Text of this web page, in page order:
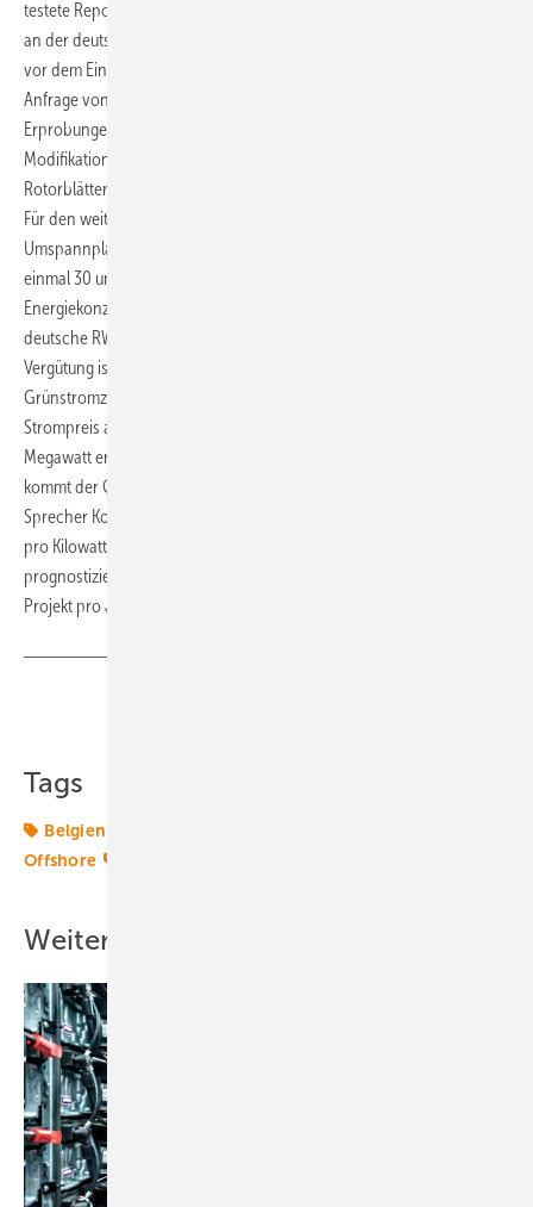
testete Repower diesen Anlagentyp nur onshore mit drei Prototypen
an der deutschen Grenze zu Dänemark. Gesonderte Offshore-Tests
vor dem Einsatz in Thornton Bank plant das Unternehmen nicht. Auf
Anfrage von ERNEUERBARE ENERGIEN teilte Repower mit, das weitere
Erprobungen auf See nicht nötig seien, da es sich lediglich um
Modifikationen der 5M-Serie handelt. Die 61,5 Meter langen
Rotorblätter der Anlagen liefert LM Wind Power.
Für den weiteren Ausbau installiert C-Power eine zweite
Umspannplattform. Später wird Thornton Bank aus drei Teilen zu
einmal 30 und zweimal rund 148 MW bestehen. Der französische
Energiekonzern EDF wird Abschnitt eins und drei betreiben, der
deutsche RWE-Konzern hält Abschnitt zwei. Belgiens Offshore-
Vergütung ist etwa so hoch wie Deutschlands. Sie besteht aus
Grünstromzertifikaten mit festem Abnahmepreis, auf den der
Strompreis aufsummiert wird. „Für die ersten 216 installierten
Megawatt erhält man in Belgien 10,7 Cent pro Kilowattstunde. Dazu
kommt der Großhandelsstrompreis von etwa fünf Cent“, sagt RWE-
Sprecher Konrad Böcker. Jedes weitere Megawatt wird mit neun Cent
pro Kilowattstunde plus Strompreis vergütet. Mit den jährlich
prognostizierten 1.000 GWh könnte das 1,3 Milliarden Euro teure
Projekt pro Jahr gut 150 Millionen Euro Umsatz machen. (deg)
Tags
Belgien
Offshore
Weitere Inhalte